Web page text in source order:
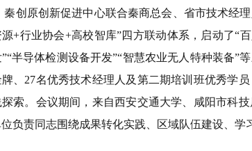
秦创原创新促进中心联合秦商总会、省市技术经
+行业协会+高校智库”四方联动体系，启动了“
半导体检测设备开发”“智慧农业无人特种装备”
、27名优秀技术经理人及第二期培训班优秀学
索。会议期间，来自西安交通大学、咸阳市科
负责同志围绕成果转化实践、区域队伍建设、学